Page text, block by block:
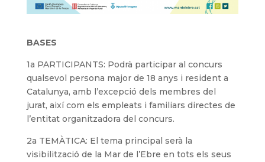
BASES
1a PARTICIPANTS: Podrà participar al concurs
qualsevol persona major de 18 anys i resident a
Catalunya, amb l’excepció dels membres del
jurat, així com els empleats i familiars directes de
l’entitat organitzadora del concurs.
2a TEMÀTICA: El tema principal serà la
visibilització de la Mar de l’Ebre en tots els seus